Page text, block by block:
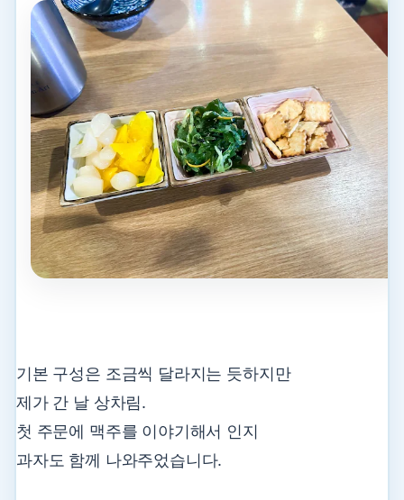
기본 구성은 조금씩 달라지는 듯하지만
제가 간 날 상차림.
첫 주문에 맥주를 이야기해서 인지
과자도 함께 나와주었습니다.